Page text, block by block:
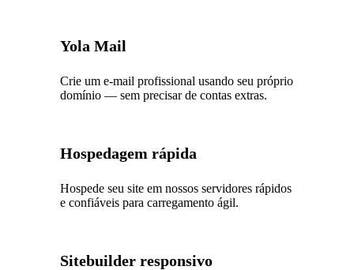
Yola Mail
Crie um e-mail profissional usando seu próprio
domínio — sem precisar de contas extras.
Hospedagem rápida
Hospede seu site em nossos servidores rápidos
e confiáveis para carregamento ágil.
Sitebuilder responsivo